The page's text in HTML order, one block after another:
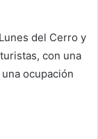
del Cerro y
con una
ocupación